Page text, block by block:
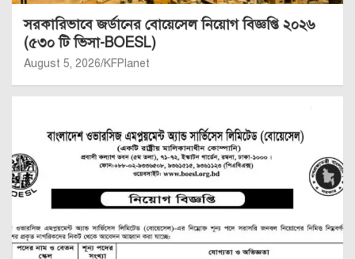
সরকারিভাবে জর্ডানের বোয়েসেল নিয়োগ বিজ্ঞপ্তি ২০২৬
(৫৩০ টি ভিসা-BOESL)
August 5, 2026 KFPlanet